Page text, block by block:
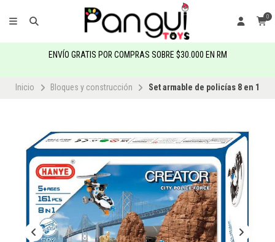
0
ENVÍO GRATIS POR COMPRAS SOBRE $30.000 EN RM
Inicio Bloques y construcción Set armable de policías 8 en 1